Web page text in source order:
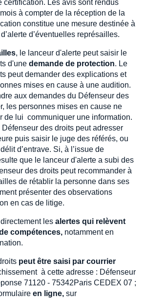
certification. Les avis sont rendus
à compter de la réception de la
constitue une mesure destinée à
d’éventuelles représailles.
, le lanceur d'alerte peut saisir le
d'une demande de protection. Le
peut demander des explications et
mises en cause à une audition.
aux demandes du Défenseur des
les personnes mises en cause ne
de lui communiquer une information.
des droits peut adresser
puis saisir le juge des référés, ou
d’entrave. Si, à l’issue de
que le lanceur d'alerte a subi des
des droits peut recommander à
de rétablir la personne dans ses
présenter des observations
en cas de litige.
les alertes qui relèvent
compétences, notamment en
peut être saisi par courrier
à cette adresse : Défenseur
71120 - 75342Paris CEDEX 07 ;
en ligne, sur